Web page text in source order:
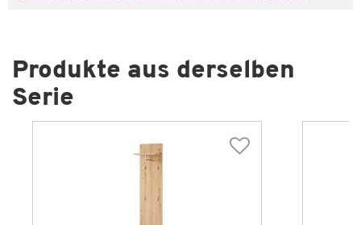
Produkte aus derselben
Serie